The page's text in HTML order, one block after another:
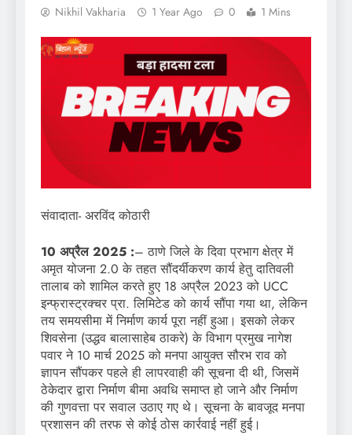
Nikhil Vakharia 1 Year Ago 0 1 Mins
संवादाता- अरविंद कोठारी
10 अप्रैल 2025 :– ठाणे जिले के दिवा प्रभाग क्षेत्र में
अमृत योजना 2.0 के तहत सौंदर्यीकरण कार्य हेतु दातिवली
तालाब को शामिल करते हुए 18 अप्रैल 2023 को UCC
इन्फ्रास्ट्रक्चर प्रा. लिमिटेड को कार्य सौंपा गया था, लेकिन
तय समयसीमा में निर्माण कार्य पूरा नहीं हुआ। इसको लेकर
शिवसेना (उद्धव बालासाहेब ठाकरे) के विभाग प्रमुख नागेश
पवार ने 10 मार्च 2025 को मनपा आयुक्त सौरभ राव को
ज्ञापन सौंपकर पहले ही लापरवाही की सूचना दी थी, जिसमें
ठेकेदार द्वारा निर्माण बीमा अवधि समाप्त हो जाने और निर्माण
की गुणवत्ता पर सवाल उठाए गए थे। सूचना के बावजूद मनपा
प्रशासन की तरफ से कोई ठोस कार्रवाई नहीं हुई।